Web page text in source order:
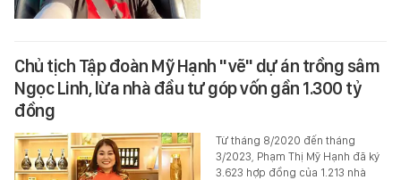
Chủ tịch Tập đoàn Mỹ Hạnh "vẽ" dự án trồng sâm
Ngọc Linh, lừa nhà đầu tư góp vốn gần 1.300 tỷ
đồng
Từ tháng 8/2020 đến tháng
3/2023, Phạm Thị Mỹ Hạnh đã ký
3.623 hợp đồng của 1.213 nhà